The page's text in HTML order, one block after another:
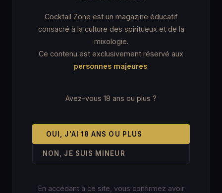
Cocktail Zone est un magazine éducatif
consacré à la culture des spiritueux et de la
mixologie.
Ce contenu est exclusivement réservé aux
personnes majeures.
Avez-vous 18 ans ou plus ?
OUI, J'AI 18 ANS OU PLUS
NON, JE SUIS MINEUR
En accédant à ce site, vous confirmez avoir
Techniques &
Matériel
Gestes de bartender, matériel home bar, verrerie,